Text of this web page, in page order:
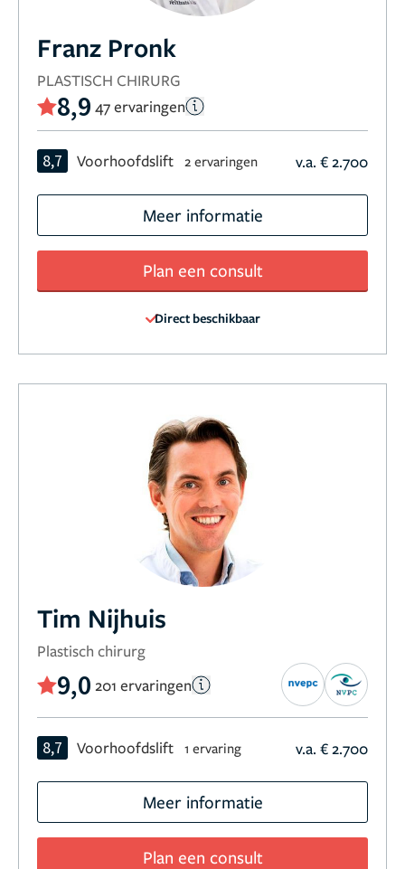
Franz Pronk
PLASTISCH CHIRURG
8,9 47 ervaringen
8,7 Voorhoofdslift 2 ervaringen v.a. € 2.700
Meer informatie
Plan een consult
Direct beschikbaar
Tim Nijhuis
Plastisch chirurg
9,0 201 ervaringen
8,7 Voorhoofdslift 1 ervaring v.a. € 2.700
Meer informatie
Plan een consult